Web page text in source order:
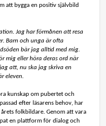
att bygga en positiv självbild
Jag har förmånen att resa
Barn och unga är ofta
bär jag alltid med mig.
mig eller höra deras ord när
att, nu ska jag skriva en
eleven.
kunskap om pubertet och
folkbildare. Genom att vara